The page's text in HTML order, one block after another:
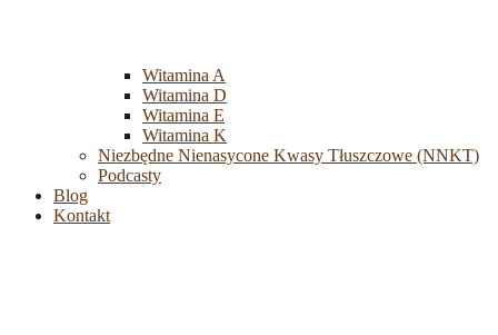
Witamina A
Witamina D
Witamina E
Witamina K
Niezbędne Nienasycone Kwasy Tłuszczowe (NNKT)
Podcasty
Blog
Kontakt